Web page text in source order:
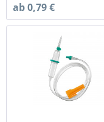
ab 0,79 €